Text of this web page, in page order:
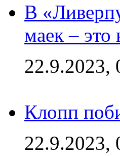
В
маек – это
22.9.2023,
Клопп
22.9.2023,